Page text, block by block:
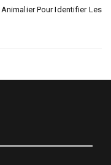
Pour Identifier Les